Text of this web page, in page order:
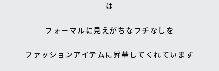
は
フォーマルに見えがちなフチなしを
ファッションアイテムに昇華してくれています